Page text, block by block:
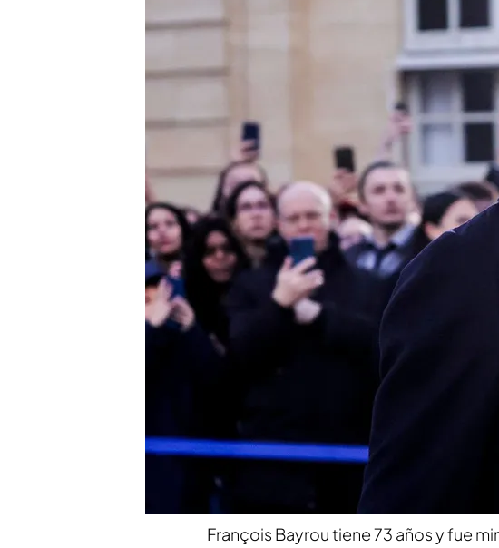
Agencia EFE
El líder centrista fue recibido a
Bayrou tiene 73 años y fue
Gobiernos conservadores
Macron culpa a la izquierda y la
que ejercerá su mandato "hasta el
En Francia, se ha despejado la
tras barajar varias propuestas
François Bayrou
ocupará el cargo
Michel Barnier.Según informa Laia
centrista y un aliado histórico del
François Bayrou tiene 73 años y fue